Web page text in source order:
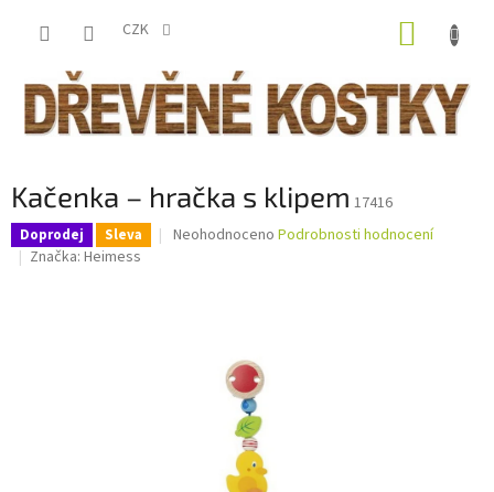
CZK
Kačenka – hračka s klipem 17416
Doprodej Sleva
Průměrné
hvězdiček.
Neohodnoceno Podrobnosti hodnocení
Značka: Heimess